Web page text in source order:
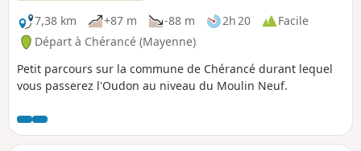
7,38 km
+87 m -88 m 2h 20
Facile
Départ à Chérancé (Mayenne)
Petit parcours sur la commune de Chérancé durant lequel
vous passerez l'Oudon au niveau du Moulin Neuf.